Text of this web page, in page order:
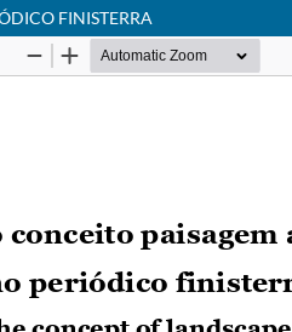
FINISTERRA